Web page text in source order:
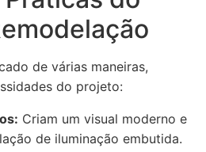
de várias maneiras,
do projeto:
Criam um visual moderno e
de iluminação embutida.